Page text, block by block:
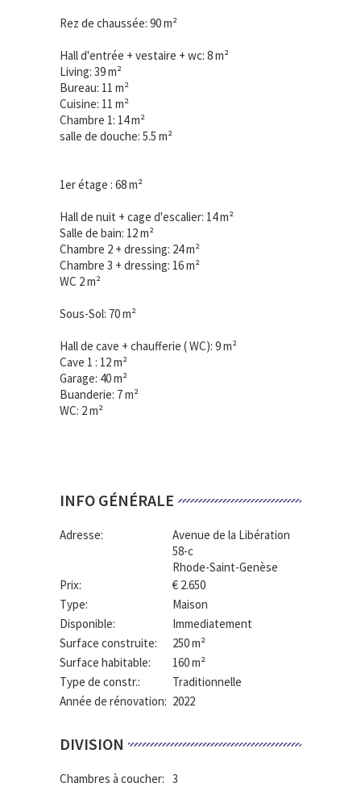
Rez de chaussée: 90 m²
Hall d'entrée + vestaire + wc: 8 m²
Living: 39 m²
Bureau: 11 m²
Cuisine: 11 m²
Chambre 1: 14 m²
salle de douche: 5.5 m²
1er étage : 68 m²
Hall de nuit + cage d'escalier: 14 m²
Salle de bain: 12 m²
Chambre 2 + dressing: 24 m²
Chambre 3 + dressing: 16 m²
WC 2 m²
Sous-Sol: 70 m²
Hall de cave + chaufferie ( WC): 9 m²
Cave 1 : 12 m²
Garage: 40 m²
Buanderie: 7 m²
WC: 2 m²
INFO GÉNÉRALE
Adresse:
Avenue de la Libération
58-c
Rhode-Saint-Genèse
Prix:
€ 2.650
Type:
Maison
Disponible:
Immediatement
Surface construite:
250 m²
Surface habitable:
160 m²
Type de constr.:
Traditionnelle
Année de rénovation: 2022
DIVISION
Chambres à coucher: 3